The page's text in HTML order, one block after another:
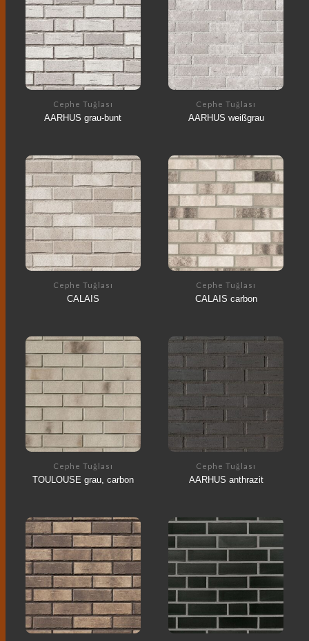
Cephe Tuğlası
AARHUS grau-bunt
Cephe Tuğlası
AARHUS weißgrau
Cephe Tuğlası
CALAIS
Cephe Tuğlası
CALAIS carbon
Cephe Tuğlası
TOULOUSE grau, carbon
Cephe Tuğlası
AARHUS anthrazit